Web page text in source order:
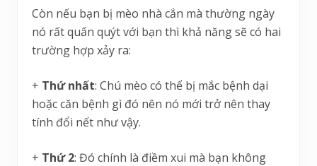
Còn nếu bạn bị mèo nhà cắn mà thường ngày
nó rất quấn quýt với bạn thì khả năng sẽ có hai
trường hợp xảy ra:
+ Thứ nhất: Chú mèo có thể bị mắc bệnh dại
hoặc căn bệnh gì đó nên nó mới trở nên thay
tính đổi nết như vậy.
+ Thứ 2: Đó chính là điềm xui mà bạn không